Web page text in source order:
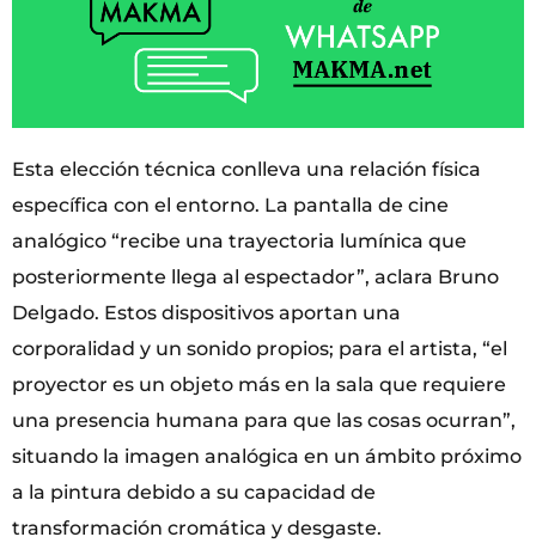
Esta elección técnica conlleva una relación física
específica con el entorno. La pantalla de cine
analógico “recibe una trayectoria lumínica que
posteriormente llega al espectador”, aclara Bruno
Delgado. Estos dispositivos aportan una
corporalidad y un sonido propios; para el artista, “el
proyector es un objeto más en la sala que requiere
una presencia humana para que las cosas ocurran”,
situando la imagen analógica en un ámbito próximo
a la pintura debido a su capacidad de
transformación cromática y desgaste.